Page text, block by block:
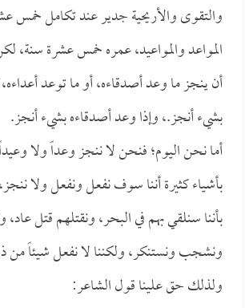
والتقوى والأريحية جدير عند تكامل خمس
المواعد والمواعيد، عمره خمس عشرة سنة،
أن ينجز ما وعد أصدقاءه، أو ما توعد
بشيء أنجز.، وإذا وعد أصدقاءه بشيء أنجز.
أما نحن اليوم؛ فنحن لا ننجز وعداً ولا
بأشياء كثيرة أننا سوف نفعل ونفعل ولا
بأننا سنلقي بهم في البحر، ونقتلهم قتل عاد،
ونشجب ونستنكر، ولكننا لا نفعل شيئاً من
ولذلك حق علينا قول الشاعر: